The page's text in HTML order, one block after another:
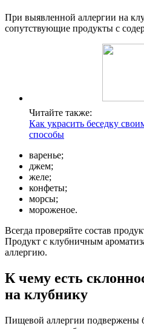
При выявленной аллергии на
сопутствующие продукты с
Читайте также:
Как украсить беседку
способы
варенье;
джем;
желе;
конфеты;
морсы;
мороженое.
Всегда проверяйте состав
Продукт с клубничным
аллергию.
К чему есть
на клубнику
Пищевой аллергии подвержены